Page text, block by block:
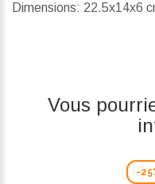
Dimensions: 22.5x14x6
Vous
-